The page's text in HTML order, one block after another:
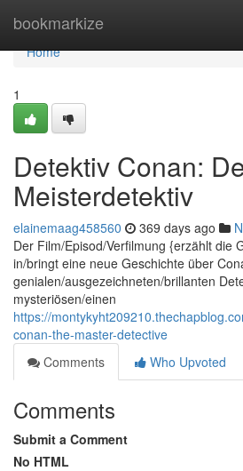
bookmarkize
Home
Home
1
Detektiv Conan:
Meisterdetektiv
elainemaag458560 369 days ago
Der Film/Episod/Verfilmung {erzählt die
in/bringt eine neue Geschichte über
genialen/ausgezeichneten/brillanten
mysteriösen/einen
https://
conan-the-master-detective
Comments
Who Upvoted
Comments
Submit a Comment
No HTML